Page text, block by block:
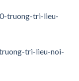
truong-tri-lieu-
tri-lieu-noi-